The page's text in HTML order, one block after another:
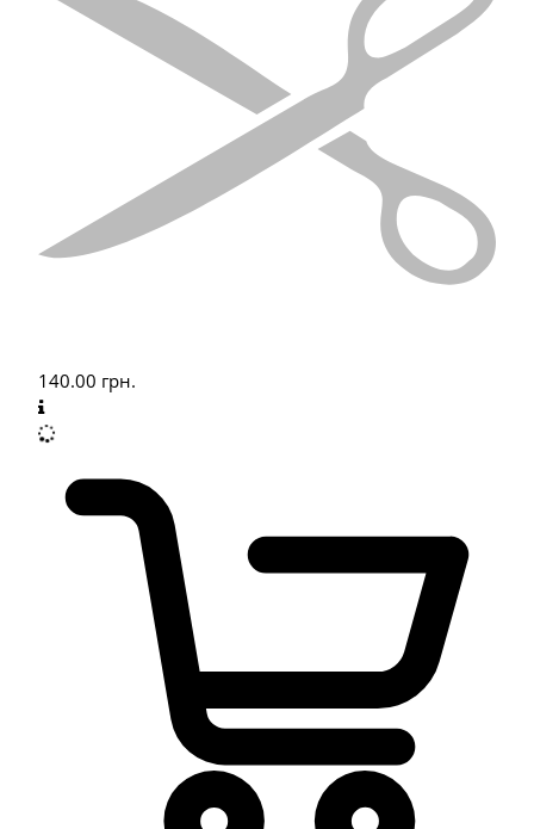
140.00 грн.